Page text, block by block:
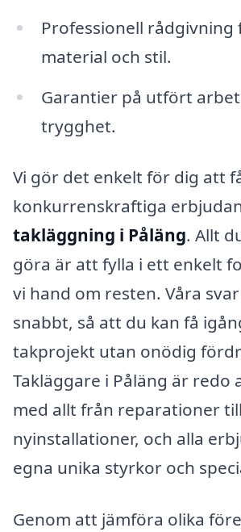
Professionell rådgivning
material och stil.
Garantier på utfört
trygghet.
Vi gör det enkelt för dig att
konkurrenskraftiga
takläggning i Påläng. Allt
göra är att fylla i ett enkelt
vi hand om resten. Våra
snabbt, så att du kan få
takprojekt utan onödig
Takläggare i Påläng är redo
med allt från reparationer till
nyinstallationer, och alla
egna unika styrkor och
Genom att jämföra olika